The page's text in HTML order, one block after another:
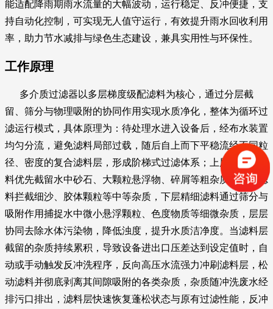
能适配降雨期雨水流量的大幅波动，运行稳定、反冲便捷，支
持自动化控制，可实现无人值守运行，有效提升雨水回收利用
率，助力节水减排与绿色生态建设，兼具实用性与环保性。
工作原理
多介质过滤器以多层梯度级配滤料为核心，通过分层截
留、筛分与物理吸附的协同作用实现水质净化，整体为循环过
滤运行模式，具体原理为：待处理水进入设备后，经布水装置
均匀分流，避免滤料局部过载，随后自上而下平稳流经不同粒
径、密度的复合滤料层，形成阶梯式过滤体系；上层大粒径滤
料优先截留水中砂石、大颗粒悬浮物、碎屑等粗杂质，中层滤
料拦截细沙、胶体颗粒等中等杂质，下层精细滤料通过筛分与
吸附作用捕捉水中微小悬浮颗粒、色度物质等细微杂质，层层
协同去除水体污染物，降低浊度，提升水质洁净度。当滤料层
截留的杂质持续累积，导致设备进出口压差达到设定值时，自
动或手动触发反冲洗程序，反向高压水流强力冲刷滤料层，松
动滤料并彻底剥离其间隙吸附的各类杂质，杂质随冲洗废水经
排污口排出，滤料层快速恢复蓬松状态与原有过滤性能，反冲